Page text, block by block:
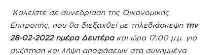
Καλείστε σε συνεδρίαση της Οικονομικής
Επιτροπής, που θα διεξαχθεί με τηλεδιάσκεψη την
28-02-2022 ημέρα Δευτέρα και ώρα 17:00 μ.μ. για
συζήτηση και λήψη αποφάσεων στα συνημμένα